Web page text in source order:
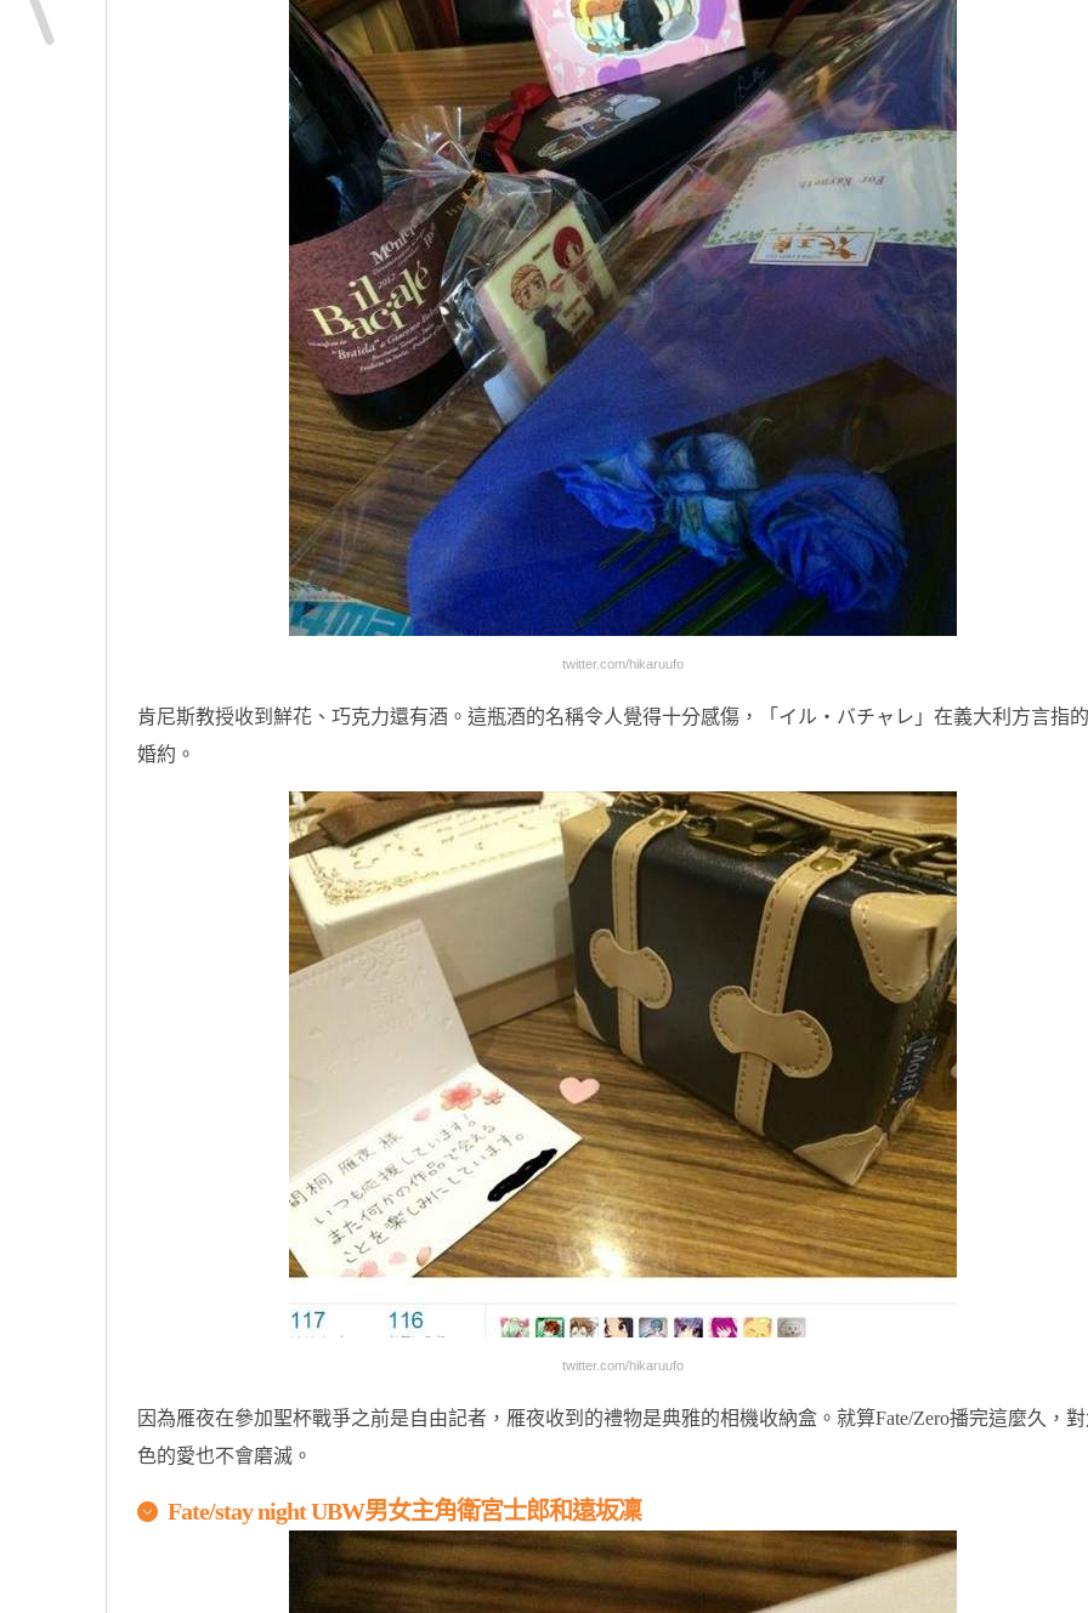
twitter.com/hikaruufo
肯尼斯教授收到鮮花、巧克力還有酒。這瓶酒的名稱令人覺得十分感傷，「イル・バチャレ」在義大利方言指
婚約。
twitter.com/hikaruufo
因為雁夜在參加聖杯戰爭之前是自由記者，雁夜收到的禮物是典雅的相機收納盒。就算Fate/Zero播完這麼久，
色的愛也不會磨滅。
Fate/stay night UBW男女主角衛宮士郎和遠坂凜